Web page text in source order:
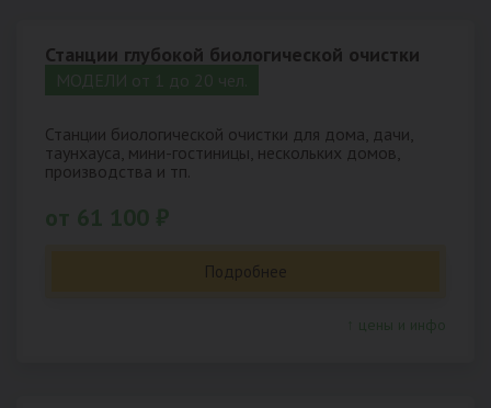
Станции глубокой биологической очистки
Станции биологической очистки для дома, дачи,
таунхауса, мини-гостиницы, нескольких домов,
производства и тп.
Подробнее